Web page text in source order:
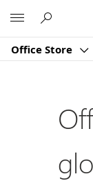
Office Store